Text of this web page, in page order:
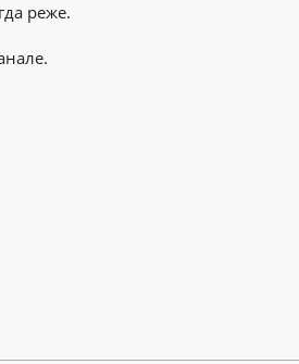
реже.